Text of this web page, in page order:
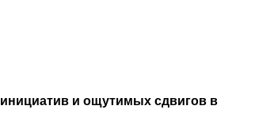
и ощутимых сдвигов в